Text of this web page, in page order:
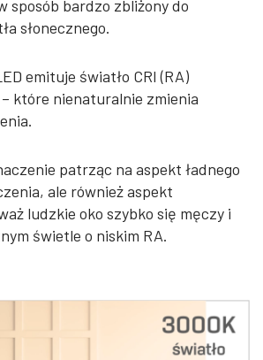
sposób bardzo zbliżony do
słonecznego.
emituje światło CRI (RA)
które nienaturalnie zmienia
patrząc na aspekt ładnego
ale również aspekt
ludzkie oko szybko się męczy i
świetle o niskim RA.